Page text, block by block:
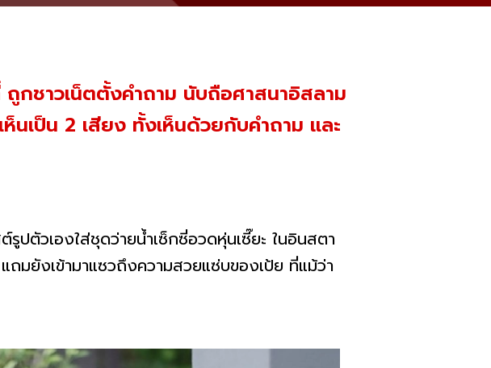
กชาวเน็ตตั้งคำถาม นับถือศาสนาอิสลาม
นเป็น 2 เสียง ทั้งเห็นด้วยกับคำถาม และ
ปตัวเองใส่ชุดว่ายน้ำเซ็กซี่อวดหุ่นเซี๊ยะ ในอินสตา
มยังเข้ามาแซวถึงความสวยแซ่บของเป้ย ที่แม้ว่า